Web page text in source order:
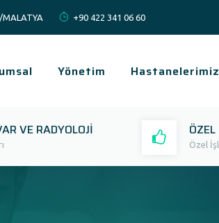
+90 422 341 06 60
Yönetim Hastanelerimiz
VE RADYOLOJİ
Özel